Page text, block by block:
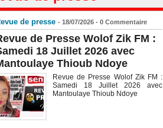
de presse - 18/07/2026 - 0 Commentaire
de Presse Wolof Zik FM :
18 Juillet 2026 avec
Thioub Ndoye
Revue de Presse Wolof Zik FM :
Samedi 18 Juillet 2026 avec
Mantoulaye Thioub Ndoye